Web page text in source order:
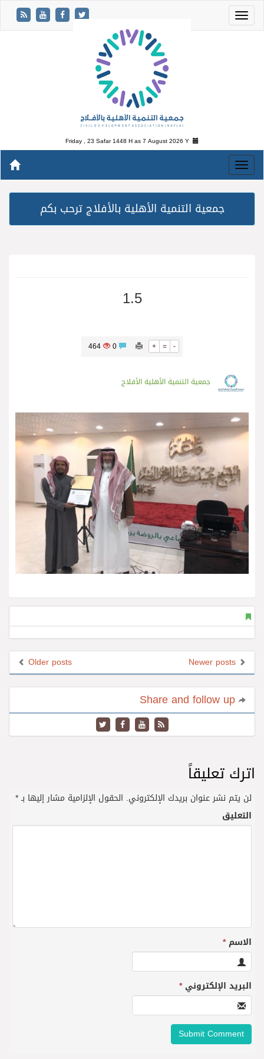
Friday , 23 Safar 1448 H as7 August 2026 Y
جمعية التنمية الأهلية بالأفلاج ترحب بكم
1.5
+ = -
464
جمعية التنمية الأهلية الأفلاج
Older posts
اترك تعليقاً
لن يتم نشر عنوان بريدك الإلكتروني. الحقول الإلزامية مشار إليها بـ*
التعليق
الاسم*
البريد الإلكتروني*